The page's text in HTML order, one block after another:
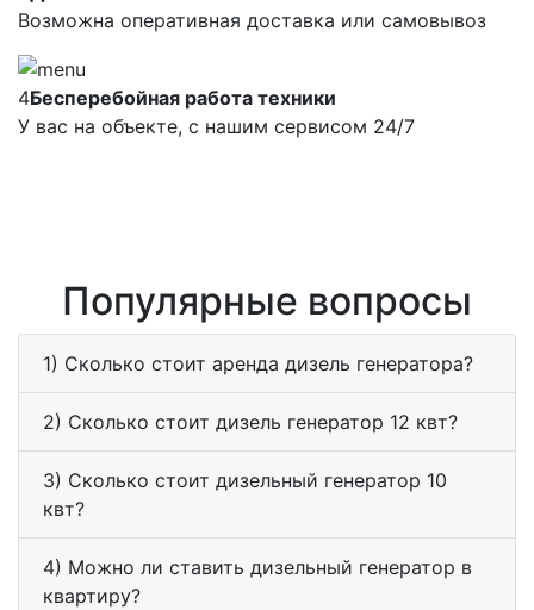
Возможна оперативная доставка или самовывоз
4Бесперебойная работа техники
У вас на объекте, с нашим сервисом 24/7
Популярные вопросы
1) Сколько стоит аренда дизель генератора?
2) Сколько стоит дизель генератор 12 квт?
3) Сколько стоит дизельный генератор 10
квт?
4) Можно ли ставить дизельный генератор в
квартиру?